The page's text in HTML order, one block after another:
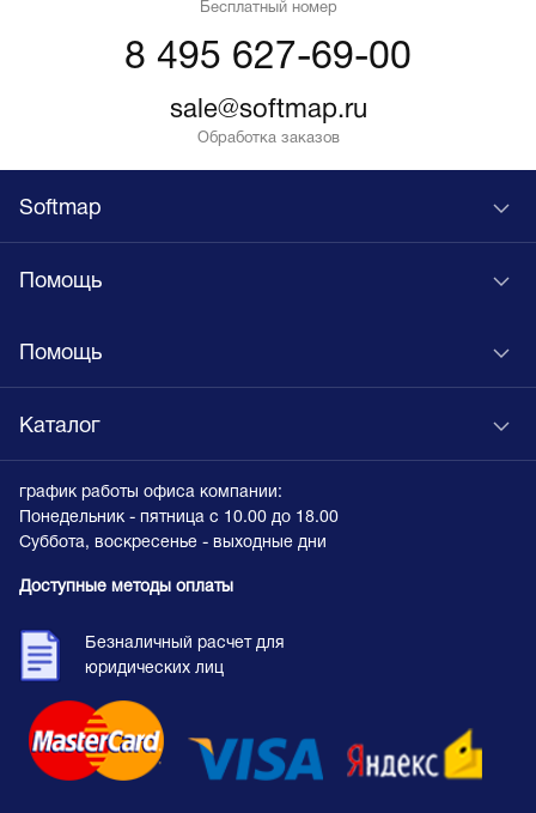
Бесплатный номер
8 495 627-69-00
sale@softmap.ru
Обработка заказов
Softmap
Помощь
Помощь
Каталог
график работы офиса компании:
Понедельник - пятница с 10.00 до 18.00
Суббота, воскресенье - выходные дни
Доступные методы оплаты
Безналичный расчет для
юридических лиц